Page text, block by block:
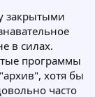
закрытыми
в силах.
программы
хотя бы
часто